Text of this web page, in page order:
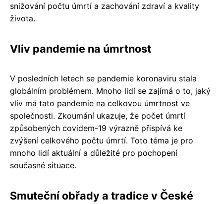
snižování počtu úmrtí a zachování zdraví a kvality
života.
Vliv pandemie na úmrtnost
V posledních letech se pandemie koronaviru stala
globálním problémem. Mnoho lidí se zajímá o to, jaký
vliv má tato pandemie na celkovou úmrtnost ve
společnosti. Zkoumání ukazuje, že počet úmrtí
způsobených covidem-19 výrazně přispívá ke
zvýšení celkového počtu úmrtí. Toto téma je pro
mnoho lidí aktuální a důležité pro pochopení
současné situace.
Smuteční obřady a tradice v České